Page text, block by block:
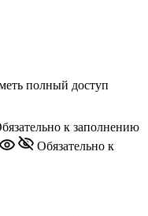
полный доступ
к заполнению
Обязательно к